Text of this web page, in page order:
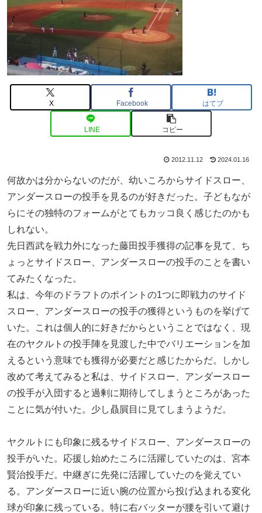
X Facebook はてブ
LINE コピー
2012.11.12 2024.01.16
何故かは分からないのだが、幼いころからサイドスロー、
アンダースローの投手を見るのが好きだった。子どもなが
らにその独特のフォームがとてもカッコ良く感じたのかも
しれない。
先日西武を戦力外になった藤田投手獲得の記事を見て、ち
ょっとサイドスロー、アンダースローの投手のことを書い
てみたくなった。
私は、今年のドラフトのポイントの1つに即戦力のサイド
スロー、アンダースローの投手の獲得というものを挙げて
いた。これは個人的に好きだからということではなく、現
在のヤクルトの投手陣を見渡した中でバリエーションを加
えるという意味でも獲得が必要だと感じたからだ。しかし
改めて考えてみると私は、サイドスロー、アンダースロー
の投手が入団すると過剰に期待してしまうところがあった
ことに気が付いた。少し贔屓目に見てしまうようだ。
ヤクルトにも印象に残るサイドスロー、アンダースローの
投手がいた。応援し始めたころに活躍していたのは、宮本
賢治投手だ。中継ぎに先発に活躍していたのを覚えてい
る。アンダースローに近い腕の位置から投げ込まれる変化
球が印象に残っている。特に右バッターが腰を引いて避け